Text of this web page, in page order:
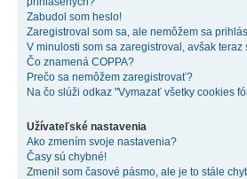
Zabudol som heslo!
Zaregistroval som sa, ale nemôžem sa
V minulosti som sa zaregistroval, avšak
Čo znamená COPPA?
Prečo sa nemôžem zaregistrovať?
Na čo slúži odkaz "Vymazať všetky cookies
Užívateľské nastavenia
Ako zmením svoje nastavenia?
Časy sú chybné!
Zmenil som časové pásmo, ale je to stále